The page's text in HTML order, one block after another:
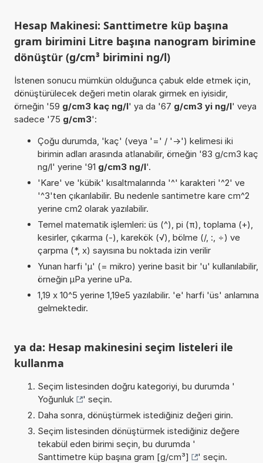
Hesap Makinesi: Santtimetre küp başına
gram birimini Litre başına nanogram birimine
dönüştür (g/cm³ birimini ng/l)
İstenen sonucu mümkün olduğunca çabuk elde etmek için,
dönüştürülecek değeri metin olarak girmek en iyisidir,
örneğin '59 g/cm3 kaç ng/l' ya da '67 g/cm3 yi ng/l' veya
sadece '75 g/cm3':
Çoğu durumda, 'kaç' (veya '=' / '->') kelimesi iki
birimin adları arasında atlanabilir, örneğin '83 g/cm3 kaç
ng/l' yerine '91 g/cm3 ng/l'.
'Kare' ve 'kübik' kısaltmalarında '^' karakteri '^2' ve
'^3'ten çıkarılabilir. Bu nedenle santimetre kare cm^2
yerine cm2 olarak yazılabilir.
Temel matematik işlemleri: üs (^), pi (π), toplama (+),
kesirler, çıkarma (-), karekök (√), bölme (/, :, ÷) ve
çarpma (*, x) sayısına bu noktada izin verilir
Yunan harfi 'µ' (= mikro) yerine basit bir 'u' kullanılabilir,
örneğin µPa yerine uPa.
1,19 x 10^5 yerine 1,19e5 yazılabilir. 'e' harfi 'üs' anlamına
gelmektedir.
ya da: Hesap makinesini seçim listeleri ile
kullanma
Seçim listesinden doğru kategoriyi, bu durumda '
Yoğunluk
' seçin.
Daha sonra, dönüştürmek istediğiniz değeri girin.
Seçim listesinden dönüştürmek istediğiniz değere
tekabül eden birimi seçin, bu durumda '
Santtimetre küp başına gram [g/cm³]
' seçin.